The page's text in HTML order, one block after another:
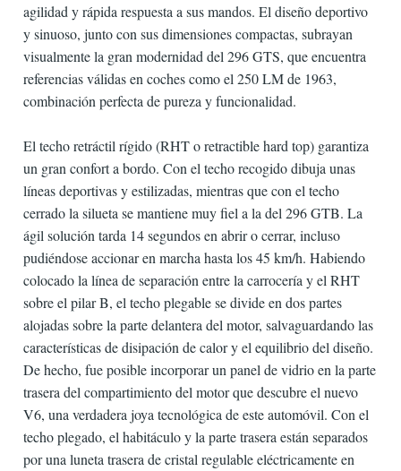
agilidad y rápida respuesta a sus mandos. El diseño deportivo
y sinuoso, junto con sus dimensiones compactas, subrayan
visualmente la gran modernidad del 296 GTS, que encuentra
referencias válidas en coches como el 250 LM de 1963,
combinación perfecta de pureza y funcionalidad.
El techo retráctil rígido (RHT o retractible hard top) garantiza
un gran confort a bordo. Con el techo recogido dibuja unas
líneas deportivas y estilizadas, mientras que con el techo
cerrado la silueta se mantiene muy fiel a la del 296 GTB. La
ágil solución tarda 14 segundos en abrir o cerrar, incluso
pudiéndose accionar en marcha hasta los 45 km/h. Habiendo
colocado la línea de separación entre la carrocería y el RHT
sobre el pilar B, el techo plegable se divide en dos partes
alojadas sobre la parte delantera del motor, salvaguardando las
características de disipación de calor y el equilibrio del diseño.
De hecho, fue posible incorporar un panel de vidrio en la parte
trasera del compartimiento del motor que descubre el nuevo
V6, una verdadera joya tecnológica de este automóvil. Con el
techo plegado, el habitáculo y la parte trasera están separados
por una luneta trasera de cristal regulable eléctricamente en